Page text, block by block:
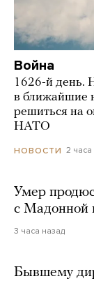
Война
1626-й день.
в ближайшие
решиться на
НАТО
НОВОСТИ 2 часа
Умер
с Мадонной
3 часа назад
Бывшему